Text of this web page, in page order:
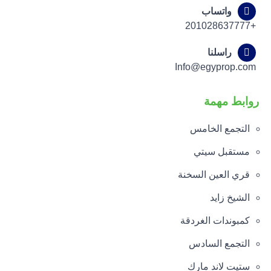
واتساب
+201028637777
راسلنا
Info@egyprop.com
روابط مهمة
التجمع الخامس
مستقبل سيتي
قري العين السخنة
الشيخ زايد
كمبوندات الغردقة
التجمع السادس
ستيت لاند مارك